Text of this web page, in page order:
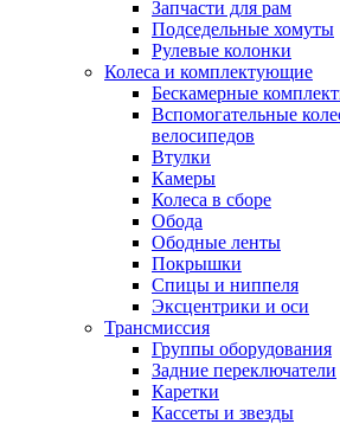
Запчасти для рам
Подседельные хомуты
Рулевые колонки
Колеса и комплектующие
Бескамерные
Вспомогательные
велосипедов
Втулки
Камеры
Колеса в сборе
Обода
Ободные ленты
Покрышки
Спицы и ниппеля
Эксцентрики и оси
Трансмиссия
Группы оборудования
Задние переключатели
Каретки
Кассеты и звезды